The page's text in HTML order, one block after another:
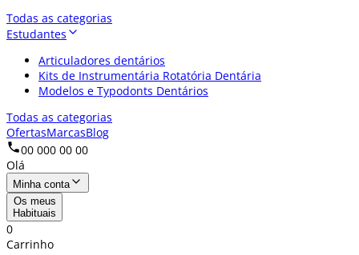
Todas as categorias
Estudantes
Articuladores dentários
Kits de Instrumentária Rotatória Dentária
Modelos e Typodonts Dentários
Todas as categorias
OfertasMarcasBlog
00 000 00 00
Olá
Minha conta
Os meus
Habituais
0
Carrinho